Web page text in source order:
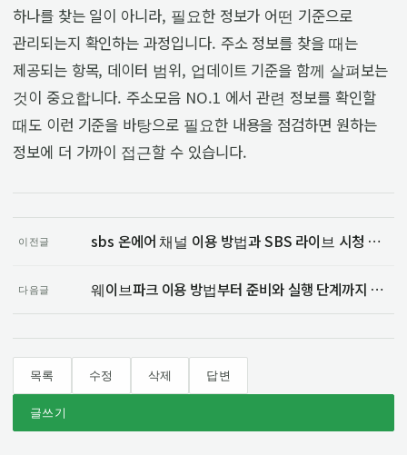
하나를 찾는 일이 아니라, 필요한 정보가 어떤 기준으로
관리되는지 확인하는 과정입니다. 주소 정보를 찾을 때는
제공되는 항목, 데이터 범위, 업데이트 기준을 함께 살펴보는
것이 중요합니다. 주소모음 NO.1 에서 관련 정보를 확인할
때도 이런 기준을 바탕으로 필요한 내용을 점검하면 원하는
정보에 더 가까이 접근할 수 있습니다.
이전글 sbs 온에어 채널 이용 방법과 SBS 라이브 시청 순서 알아보기
다음글 웨이브파크 이용 방법부터 준비와 실행 단계까지 알아보기
목록 수정 삭제 답변
글쓰기